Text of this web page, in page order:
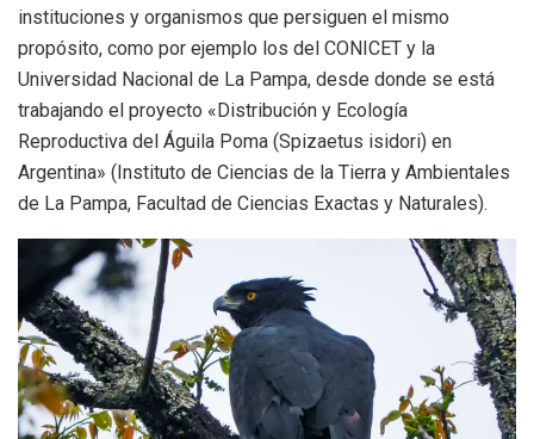
instituciones y organismos que persiguen el mismo
propósito, como por ejemplo los del CONICET y la
Universidad Nacional de La Pampa, desde donde se está
trabajando el proyecto «Distribución y Ecología
Reproductiva del Águila Poma (Spizaetus isidori) en
Argentina» (Instituto de Ciencias de la Tierra y Ambientales
de La Pampa, Facultad de Ciencias Exactas y Naturales).